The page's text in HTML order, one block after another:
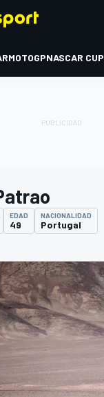
MOTOGPNASCAR CUP
EDAD
49
NACIONALIDAD
Portugal